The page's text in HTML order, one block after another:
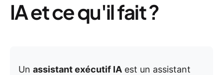
IA et ce qu'il fait ?
Un assistant exécutif IA est un assistant